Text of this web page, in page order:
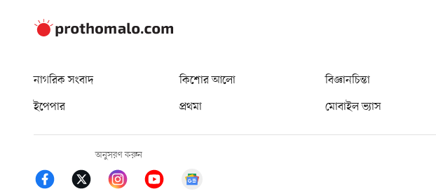
নাগরিক সংবাদ কিশোর আলো বিজ্ঞানচিন্তা
ইপেপার
প্রথমা মোবাইল ভ্যাস
অনুসরণ করুন